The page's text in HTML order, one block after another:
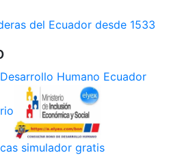
del Ecuador desde 1533
Humano Ecuador
simulador gratis